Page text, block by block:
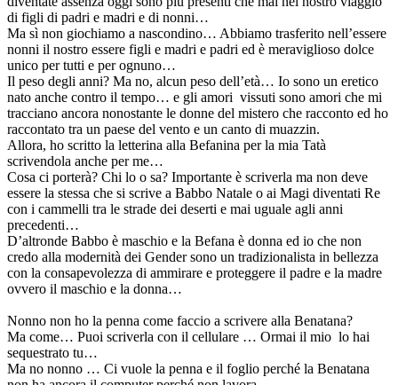
di figli di padri e madri e di nonni…
Ma sì non giochiamo a nascondino… Abbiamo trasferito nell’essere
nonni il nostro essere figli e madri e padri ed è meraviglioso dolce
unico per tutti e per ognuno…
Il peso degli anni? Ma no, alcun peso dell’età… Io sono un eretico
nato anche contro il tempo… e gli amori vissuti sono amori che mi
tracciano ancora nonostante le donne del mistero che racconto ed ho
raccontato tra un paese del vento e un canto di muazzin.
Allora, ho scritto la letterina alla Befanina per la mia Tatà
scrivendola anche per me…
Cosa ci porterà? Chi lo o sa? Importante è scriverla ma non deve
essere la stessa che si scrive a Babbo Natale o ai Magi diventati Re
con i cammelli tra le strade dei deserti e mai uguale agli anni
precedenti…
D’altronde Babbo è maschio e la Befana è donna ed io che non
credo alla modernità dei Gender sono un tradizionalista in bellezza
con la consapevolezza di ammirare e proteggere il padre e la madre
ovvero il maschio e la donna…
Nonno non ho la penna come faccio a scrivere alla Benatana?
Ma come… Puoi scriverla con il cellulare … Ormai il mio lo hai
sequestrato tu…
Ma no nonno … Ci vuole la penna e il foglio perché la Benatana